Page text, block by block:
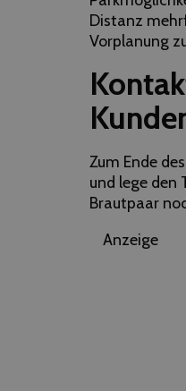
Distanz
Vorplanung
Zum Ende
und lege den
Brautpaar
Anzeige